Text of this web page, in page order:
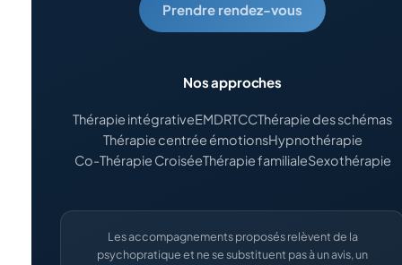
Prendre rendez-vous
Nos approches
Thérapie intégrativeEMDRTCCThérapie des schémas
Thérapie centrée émotionsHypnothérapie
Co-Thérapie CroiséeThérapie familialeSexothérapie
Les accompagnements proposés relèvent de la
psychopratique et ne se substituent pas à un avis, un